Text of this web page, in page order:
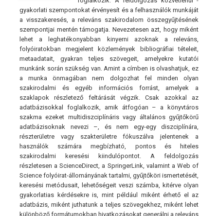
gyakorlati szempontokat érvényesít és a felhasználók munkáját
a visszakeresés, a releváns szakirodalom összegyűjtésének
szempontjai mentén támogatja. Nevezetesen azt, hogy miként
lehet a leghatékonyabban kinyerni azoknak a releváns,
folyóiratokban megjelent közlemények bibliográfiai tételeit,
metaadatait, gyakran teljes szövegeit, amelyekre kutatói
munkánk során szükség van. Amint a címben is olvashatjuk, ez
a munka önmagában nem dolgozhat fel minden olyan
szakirodalmi és egyéb információs forrást, amelyek a
szaklapok részletező feltárását végzik. Csak azokkal az
adatbázisokkal foglalkozik, amik átfogóan – a könyvtáros
szakma ezeket multidiszciplínáris vagy általános gyűjtőkörű
adatbázisoknak nevezi –, és nem egy-egy diszciplínára,
részterületre vagy szakterületre fókuszálva jelentenek a
használók számára megbízható, pontos és hiteles
szakirodalmi keresési kiindulópontot. A feldolgozás
részletesen a ScienceDirect, a SpringerLink, valamint a Web of
Science folyóirat-állományának tartalmi, gyűjtőköri ismertetését,
keresési metódusait, lehetőségeit veszi számba, kitérve olyan
gyakorlatias kérdésekre is, mint például miként érhető el az
adatbázis, miként juthatunk a teljes szövegekhez, miként lehet
különböző formátumokban hivatkozásokat generálni a releváns